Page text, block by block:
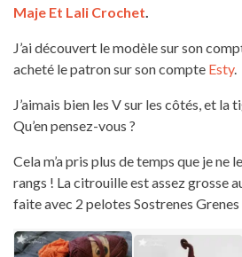
Maje Et Lali Crochet.
J’ai découvert le modèle sur son
acheté le patron sur son compte Esty.
J’aimais bien les V sur les côtés, et la
Qu’en pensez-vous ?
Cela m’a pris plus de temps que je ne
rangs ! La citrouille est assez grosse
faite avec 2 pelotes Sostrenes Grenes